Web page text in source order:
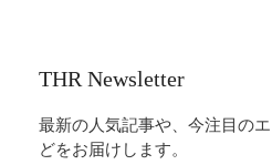
THR Newsletter
最新の人気記事や、今注目の
どをお届けします。